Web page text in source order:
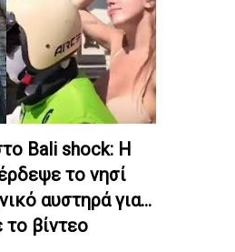
Bali shock: Η
το νησί
αυστηρά για…
το βίντεο